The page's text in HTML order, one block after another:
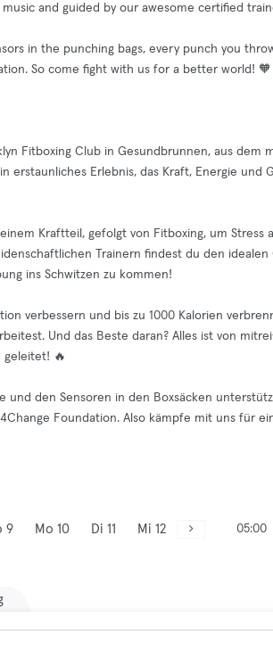
and guided by our awesome certified
in the punching bags, every punch you
So come fight with us for a better world! 🧡
Fitboxing Club in Gesundbrunnen, aus dem
erstaunliches Erlebnis, das Kraft, Energie und
Kraftteil, gefolgt von Fitboxing, um
Trainern findest du den
ins Schwitzen zu kommen!
verbessern und bis zu 1000 Kalorien
Und das Beste daran? Alles ist von
geleitet! 🔥
und den Sensoren in den Boxsäcken
Foundation. Also kämpfe mit uns für
9 Mo 10 Di 11 Mi 12 05:00